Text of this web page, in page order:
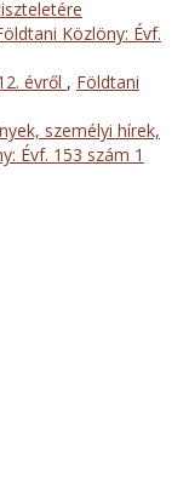
Közlöny: Évf.
évről , Földtani
személyi hírek,
Évf. 153 szám 1